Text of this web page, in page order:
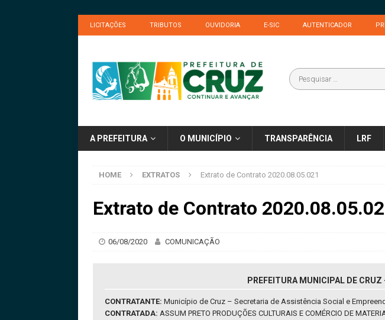
LICITAÇÕES TRIBUTOS OUVIDORIA E-SIC AUTENTICADOR
A PREFEITURA O MUNICÍPIO TRANSPARÊNCIA LRF
HOME EXTRATOS Extrato de Contrato 2020.08.05.021
Extrato de Contrato
06/08/2020 COMUNICAÇÃO
PREFEITURA MUNICIPAL DE
CONTRATANTE: Município de Cruz – Secretaria de Assistência Social e
CONTRATADA: ASSUM PRETO PRODUÇÕES CULTURAIS E COMÉRCIO DE